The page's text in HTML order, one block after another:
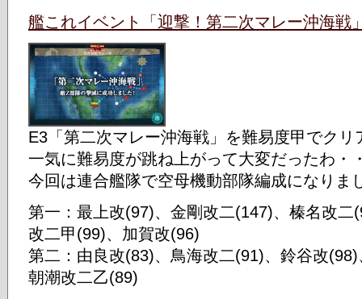
艦これイベント「迎撃！第二次マレー沖海戦
E3「第二次マレー沖海戦」を難易度甲でクリ
一気に難易度が跳ね上がって大変だったわ・
今回は連合艦隊で空母機動部隊編成になりま
第一：最上改(97)、金剛改二(147)、榛名改
改二甲(99)、加賀改(96)
第二：由良改(83)、鳥海改二(91)、鈴谷改
朝潮改二乙(89)